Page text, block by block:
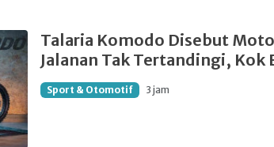
Talaria Komodo Disebut
Jalanan Tak Tertandingi, Kok
Sport & Otomotif 3 jam